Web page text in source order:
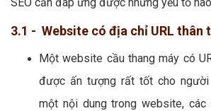
3.1 - Website có địa chỉ URL thân
Một website cầu thang máy có
được ấn tượng rất tốt cho người
một nội dung trong website,